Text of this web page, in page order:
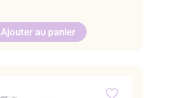
Ajouter au panier